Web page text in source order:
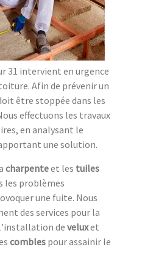
31 intervient en urgence
Afin de prévenir un
être stoppée dans les
effectuons les travaux
en analysant le
une solution.
charpenteet les tuiles
les problèmes
une fuite. Nous
des services pour la
de veluxet
combles pour assainir le